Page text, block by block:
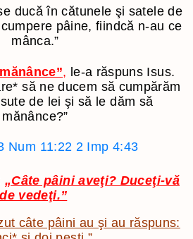
ducă în cătunele şi satele de
pâine, fiindcă n-au ce
mânca.”
, le-a răspuns Isus.
* să ne ducem să cumpărăm
de lei şi să le dăm să
mănânce?”
Num 11:22 2 Imp 4:43
„Câte pâini aveţi? Duceţi-vă
de vedeţi.”
câte pâini au şi au răspuns: